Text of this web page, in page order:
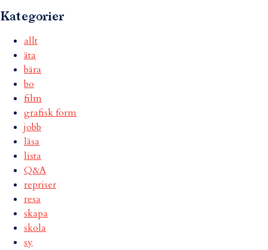
Kategorier
allt
äta
bära
bo
film
grafisk form
jobb
läsa
lista
Q&A
repriser
resa
skapa
skola
sy